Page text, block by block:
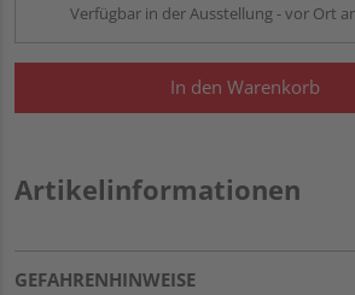
Verfügbar in der Ausstellung - vor Ort
In den Warenkorb
Artikelinformationen
GEFAHRENHINWEISE